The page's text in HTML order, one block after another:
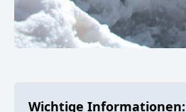
Wichtige Informationen: